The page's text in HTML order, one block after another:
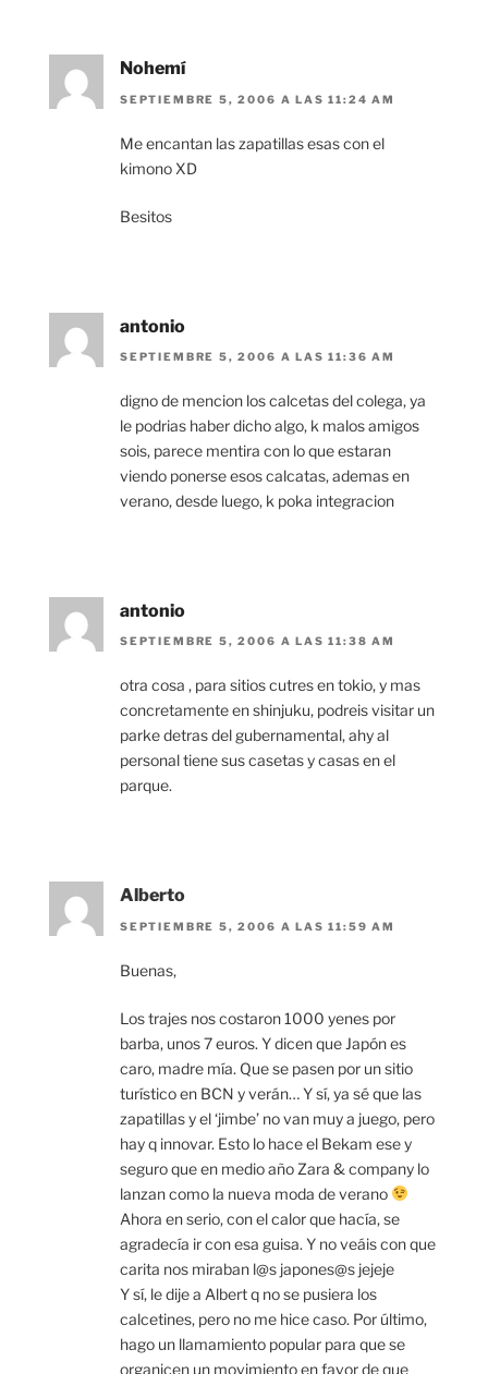
Nohemí
SEPTIEMBRE 5, 2006 A LAS 11:24 AM
Me encantan las zapatillas esas con el
kimono XD
Besitos
antonio
SEPTIEMBRE 5, 2006 A LAS 11:36 AM
digno de mencion los calcetas del colega, ya
le podrias haber dicho algo, k malos amigos
sois, parece mentira con lo que estaran
viendo ponerse esos calcatas, ademas en
verano, desde luego, k poka integracion
antonio
SEPTIEMBRE 5, 2006 A LAS 11:38 AM
otra cosa , para sitios cutres en tokio, y mas
concretamente en shinjuku, podreis visitar un
parke detras del gubernamental, ahy al
personal tiene sus casetas y casas en el
parque.
Alberto
SEPTIEMBRE 5, 2006 A LAS 11:59 AM
Buenas,
Los trajes nos costaron 1000 yenes por
barba, unos 7 euros. Y dicen que Japón es
caro, madre mía. Que se pasen por un sitio
turístico en BCN y verán… Y sí, ya sé que las
zapatillas y el ‘jimbe’ no van muy a juego, pero
hay q innovar. Esto lo hace el Bekam ese y
seguro que en medio año Zara & company lo
lanzan como la nueva moda de verano
Ahora en serio, con el calor que hacía, se
agradecía ir con esa guisa. Y no veáis con que
carita nos miraban l@s japones@s jejeje
Y sí, le dije a Albert q no se pusiera los
calcetines, pero no me hice caso. Por último,
hago un llamamiento popular para que se
organicen un movimiento en favor de que